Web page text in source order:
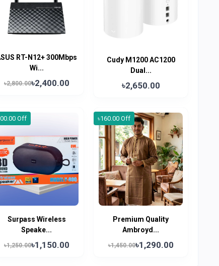
RT-N12+ 300Mbps
Wi...
৳2,800.00৳2,400.00
Cudy M1200 AC1200
Dual...
৳2,650.00
Off
Surpass Wireless
Speake...
৳1,250.00৳1,150.00
৳160.00 Off
Premium Quality
Ambroyd...
৳1,450.00৳1,290.00